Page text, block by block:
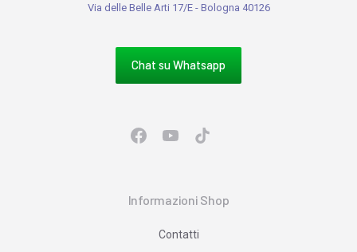
Via delle Belle Arti 17/E - Bologna 40126
Chat su Whatsapp
Informazioni Shop
Contatti